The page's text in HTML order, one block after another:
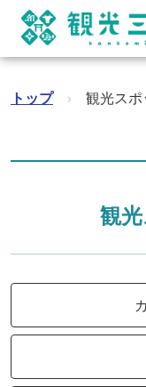
トップ › 観光スポ
観